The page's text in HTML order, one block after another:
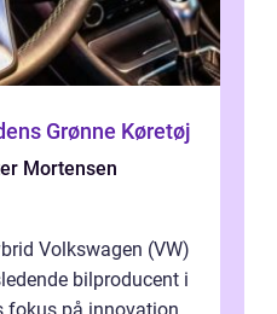
Grønne Køretøj
Mortensen
Volkswagen (VW)
bilproducent i